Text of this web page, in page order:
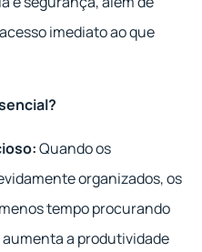
imediato ao que
Quando os
organizados, os
tempo procurando
a produtividade